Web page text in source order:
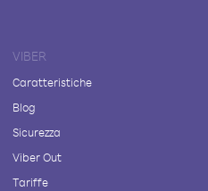
VIBER
Caratteristiche
Blog
Sicurezza
Viber Out
Tariffe